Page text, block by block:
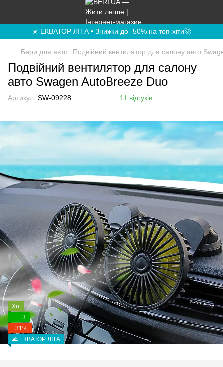
☀️ ЕКВАТОР ЛІТА • Знижки до -50% на топ-хіти🚀
Бери для авто Подвійний вентилятор для салону авто
Подвійний вентилятор для салону
авто Swagen AutoBreeze Duo
Артикул: SW-09228 11 відгуків
Хіт
3
−31%
🌊 ЕКВАТОР ЛІТА